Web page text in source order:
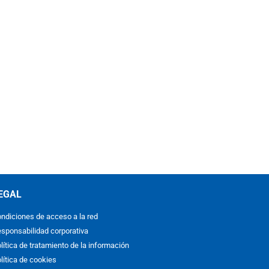
de acceso a la red
corporativa
de tratamiento de la información
de cookies